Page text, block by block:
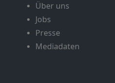
Über uns
Jobs
Presse
Mediadaten